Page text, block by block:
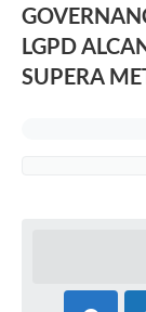
LGPD
SUPERA